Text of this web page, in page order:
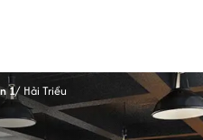
1 Hải Triều